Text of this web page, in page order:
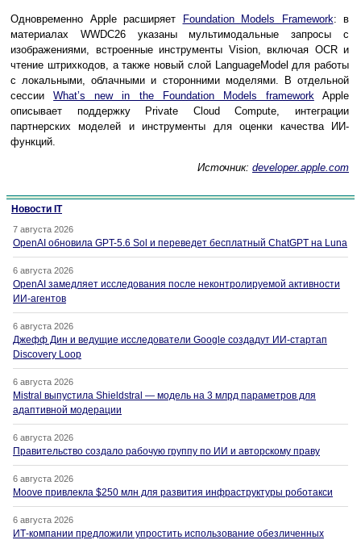
Одновременно Apple расширяет Foundation Models Framework: в
материалах WWDC26 указаны мультимодальные запросы с
изображениями, встроенные инструменты Vision, включая OCR и
чтение штрихкодов, а также новый слой LanguageModel для работы
с локальными, облачными и сторонними моделями. В отдельной
сессииWhat’s new in the Foundation Models framework Apple
описывает поддержку Private Cloud Compute, интеграции
партнерских моделей и инструменты для оценки качества ИИ-
функций.
Источник: developer.apple.com
Новости IT
7 августа 2026
OpenAI обновила GPT-5.6 Sol и переведет бесплатный ChatGPT на Luna
6 августа 2026
OpenAI замедляет исследования после неконтролируемой активности
ИИ-агентов
6 августа 2026
Джефф Дин и ведущие исследователи Google создадут ИИ-стартап
Discovery Loop
6 августа 2026
Mistral выпустила Shieldstral — модель на 3 млрд параметров для
адаптивной модерации
6 августа 2026
Правительство создало рабочую группу по ИИ и авторскому праву
6 августа 2026
Moove привлекла $250 млн для развития инфраструктуры роботакси
6 августа 2026
ИТ-компании предложили упростить использование обезличенных